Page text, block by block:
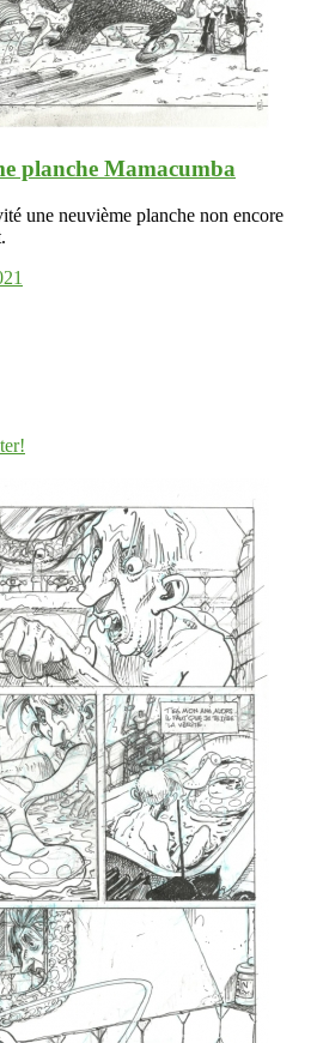
planche Mamacumba
une neuvième planche non encore